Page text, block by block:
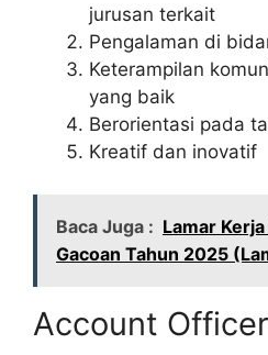
jurusan terkait
Pengalaman di
Keterampilan
yang baik
Berorientasi pada
Kreatif dan inovatif
Baca Juga : Lamar
Gacoan Tahun 2025
Account Officer